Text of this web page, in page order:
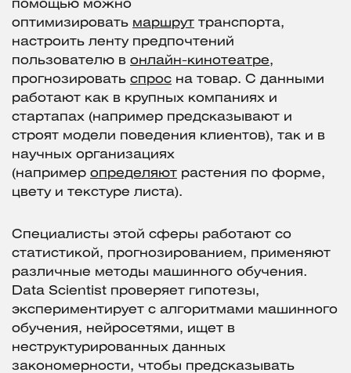
помощью можно
оптимизировать маршрут транспорта,
настроить ленту предпочтений
пользователю в онлайн-кинотеатре,
прогнозировать спрос на товар. С данными
работают как в крупных компаниях и
стартапах (например предсказывают и
строят модели поведения клиентов), так и в
научных организациях
(например определяют растения по форме,
цвету и текстуре листа).
Специалисты этой сферы работают со
статистикой, прогнозированием, применяют
различные методы машинного обучения.
Data Scientist проверяет гипотезы,
экспериментирует с алгоритмами машинного
обучения, нейросетями, ищет в
неструктурированных данных
закономерности, чтобы предсказывать